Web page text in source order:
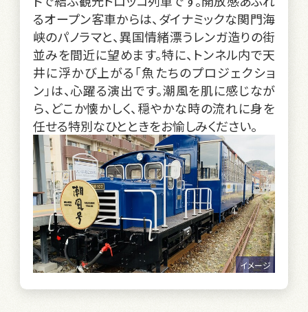
るオープン客車からは、ダイナミックな関門海
峡のパノラマと、異国情緒漂うレンガ造りの街
並みを間近に望めます。特に、トンネル内で天
井に浮かび上がる「魚たちのプロジェクショ
ン」は、心躍る演出です。潮風を肌に感じなが
ら、どこか懐かしく、穏やかな時の流れに身を
任せる特別なひとときをお愉しみください。
イメージ